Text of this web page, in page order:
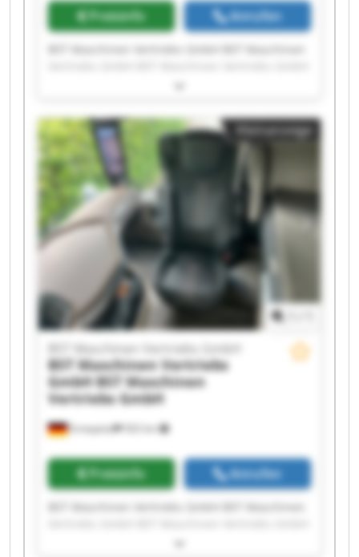
Preisinfo Anrufen
BST Maschinen Vertriebs GmbH BST Maschinen
BST Maschinen Vertriebs GmbH BST Maschinen
Vertriebs GmbH BST Maschinen Vertriebs GmbH
BST Maschinen Vertriebs GmbH BST Maschinen
Vertriebs GmbH BST Maschinen Vertriebs GmbH
BST Maschinen Vertriebs GmbH BST Maschinen
Vertriebs GmbH BST Maschinen Vertriebs GmbH
BST Maschinen Vertriebs GmbH BST Maschinen
Vertriebs GmbH BST Maschinen Vertriebs GmbH
BST Maschinen Vertriebs GmbH BST Maschinen
Vertriebs GmbH
Kleinanzeige
Ennepetal 502 km
BST Maschinen Vertriebs GmbH
BST Maschinen Vertriebs
GmbHBST Maschinen
Vertriebs GmbH
Preisinfo Anrufen
BST Maschinen Vertriebs GmbH BST Maschinen